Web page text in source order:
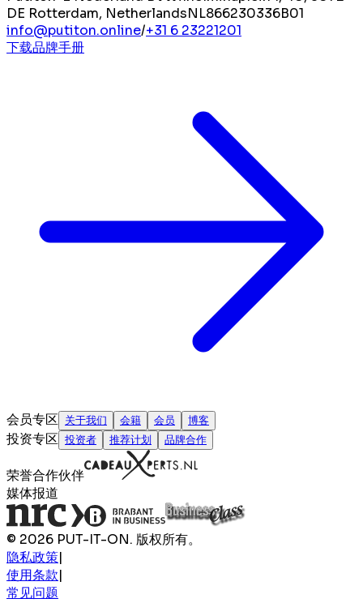
DE Rotterdam, NetherlandsNL866230336B01
info@putiton.online/+31 6 23221201
下载品牌手册
会员专区 关于我们 会籍 会员 博客
投资专区 投资者 推荐计划 品牌合作
荣誉合作伙伴
媒体报道
© 2026 PUT-IT-ON. 版权所有。
隐私政策|
使用条款|
常见问题